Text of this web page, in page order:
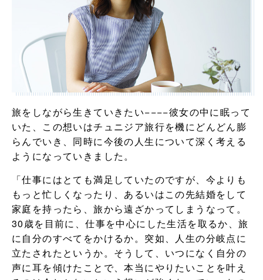
旅をしながら生きていきたい−−−−彼女の中に眠って
いた、この想いはチュニジア旅行を機にどんどん膨
らんでいき、同時に今後の人生について深く考える
ようになっていきました。
「仕事にはとても満足していたのですが、今よりも
もっと忙しくなったり、あるいはこの先結婚をして
家庭を持ったら、旅から遠ざかってしまうなって。
30歳を目前に、仕事を中心にした生活を取るか、旅
に自分のすべてをかけるか。突如、人生の分岐点に
立たされたというか。そうして、いつになく自分の
声に耳を傾けたことで、本当にやりたいことを叶え